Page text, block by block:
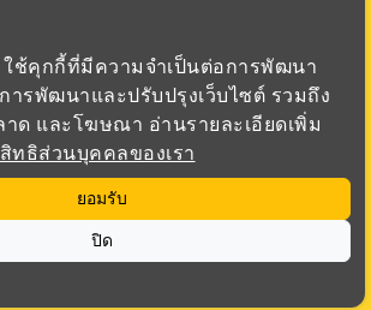
ใช้คุกกี้ที่มีความจำเป็นต่อการพัฒนา
ารพัฒนาและปรับปรุงเว็บไซต์ รวมถึง
ด และโฆษณา อ่านรายละเอียดเพิ่ม
ทธิส่วนบุคคลของเรา
ยอมรับ
ปิด